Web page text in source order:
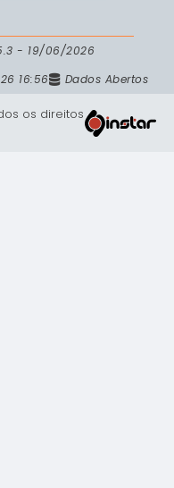
- 19/06/2026
16:56 Dados Abertos
os direitos